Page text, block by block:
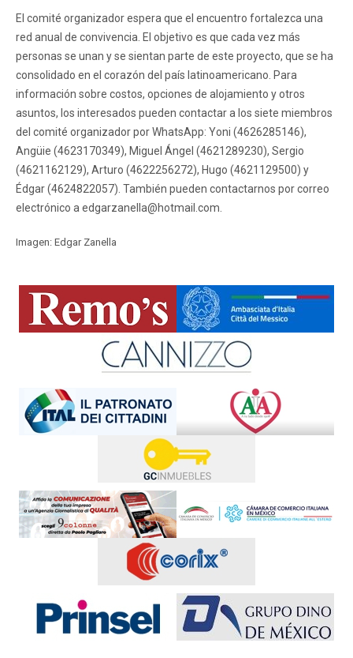
El comité organizador espera que el encuentro fortalezca una
red anual de convivencia. El objetivo es que cada vez más
personas se unan y se sientan parte de este proyecto, que se ha
consolidado en el corazón del país latinoamericano. Para
información sobre costos, opciones de alojamiento y otros
asuntos, los interesados ​​pueden contactar a los siete miembros
del comité organizador por WhatsApp: Yoni (4626285146),
Angüie (4623170349), Miguel Ángel (4621289230), Sergio
(4621162129), Arturo (4622256272), Hugo (4621129500) y
Édgar (4624822057). También pueden contactarnos por correo
electrónico a edgarzanella@hotmail.com.
Imagen: Edgar Zanella